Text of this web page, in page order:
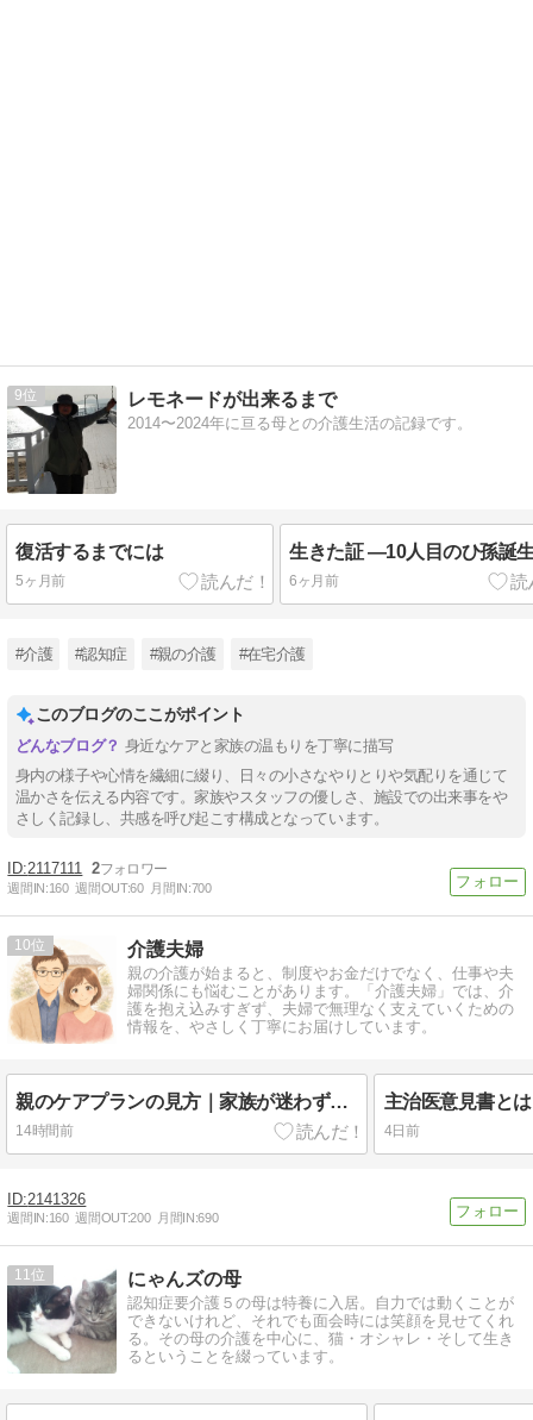
9 レモネードが出来るまで
2014〜2024年に亘る母との介護生活の記録です。
復活するまでには
5ヶ月前
生きた証 ―10人目のひ孫誕
6ヶ月前
#介護 #認知症 #親の介護 #在宅介護
このブログのここがポイント
身近なケアと家族の温もりを丁寧に描写
身内の様子や心情を繊細に綴り、日々の小さなやりとりや気配りを通じて
温かさを伝える内容です。家族やスタッフの優しさ、施設での出来事をや
さしく記録し、共感を呼び起こす構成となっています。
2117111 2
週間IN:160 週間OUT:60 月間IN:700
10 介護夫婦
親の介護が始まると、制度やお金だけでなく、仕事や夫
婦関係にも悩むことがあります。「介護夫婦」では、介
護を抱え込みすぎず、夫婦で無理なく支えていくための
情報を、やさしく丁寧にお届けしています。
親のケアプランの見方｜家族が迷わず確認したい7つのポイント
14時間前 4日前
2141326
週間IN:160 週間OUT:200 月間IN:690
11 にゃんズの母
認知症要介護５の母は特養に入居。自力では動くことが
できないけれど、それでも面会時には笑顔を見せてくれ
る。その母の介護を中心に、猫・オシャレ・そして生き
るということを綴っています。